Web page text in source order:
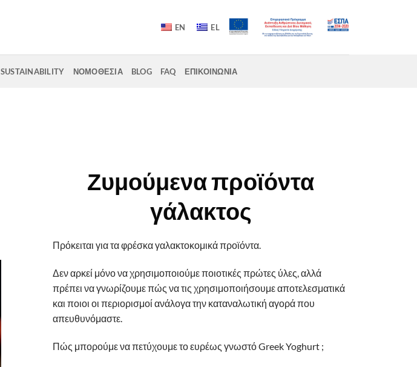
EN EL
SUSTAINABILITY ΝΟΜΟΘΕΣΙΑ BLOG FAQ ΕΠΙΚΟΙΝΩΝΙΑ
Ζυμούμενα προϊόντα
γάλακτος
Πρόκειται για τα φρέσκα γαλακτοκομικά προϊόντα.
Δεν αρκεί μόνο να χρησιμοποιούμε ποιοτικές πρώτες ύλες, αλλά
πρέπει να γνωρίζουμε πώς να τις χρησιμοποιήσουμε αποτελεσματικά
και ποιοι οι περιορισμοί ανάλογα την καταναλωτική αγορά που
απευθυνόμαστε.
Πώς μπορούμε να πετύχουμε το ευρέως γνωστό Greek Yoghurt ;